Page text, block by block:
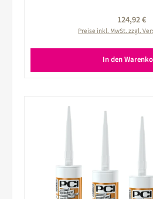
Regulärer
124,92 €
Preise inkl. MwSt. zzgl.
In den